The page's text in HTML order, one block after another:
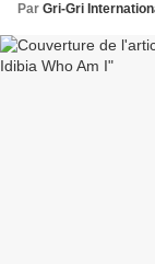
Par Gri-Gri